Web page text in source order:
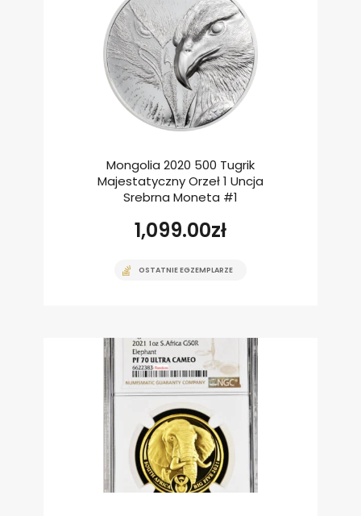
Mongolia 2020 500 Tugrik
Majestatyczny Orzeł 1 Uncja
Srebrna Moneta #1
1,099.00zł
OSTATNIE EGZEMPLARZE